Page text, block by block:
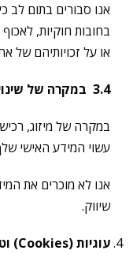
אנו סבורים בתום לב
בחובות חוקיות,
או על זכויותיהם של
3.4 במקרה של
במקרה של מיזוג,
עשוי המידע האישי
אנו לא מוכרים את
שיווק.
עוגיות(Cookies)